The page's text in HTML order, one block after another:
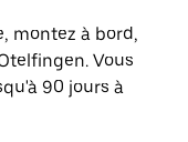
montez à bord,
Vous
90 jours à